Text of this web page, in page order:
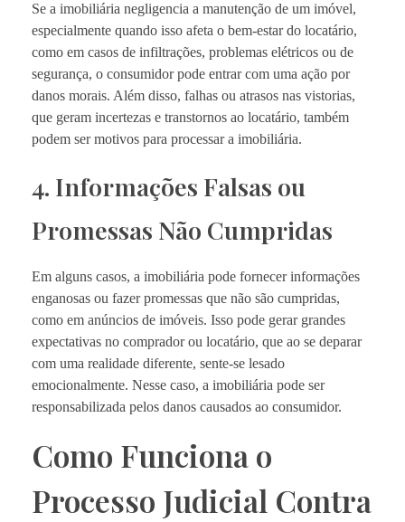
Se a imobiliária negligencia a manutenção de um imóvel,
especialmente quando isso afeta o bem-estar do locatário,
como em casos de infiltrações, problemas elétricos ou de
segurança, o consumidor pode entrar com uma ação por
danos morais. Além disso, falhas ou atrasos nas vistorias,
que geram incertezas e transtornos ao locatário, também
podem ser motivos para processar a imobiliária.
4. Informações Falsas ou
Promessas Não Cumpridas
Em alguns casos, a imobiliária pode fornecer informações
enganosas ou fazer promessas que não são cumpridas,
como em anúncios de imóveis. Isso pode gerar grandes
expectativas no comprador ou locatário, que ao se deparar
com uma realidade diferente, sente-se lesado
emocionalmente. Nesse caso, a imobiliária pode ser
responsabilizada pelos danos causados ao consumidor.
Como Funciona o
Processo Judicial Contra